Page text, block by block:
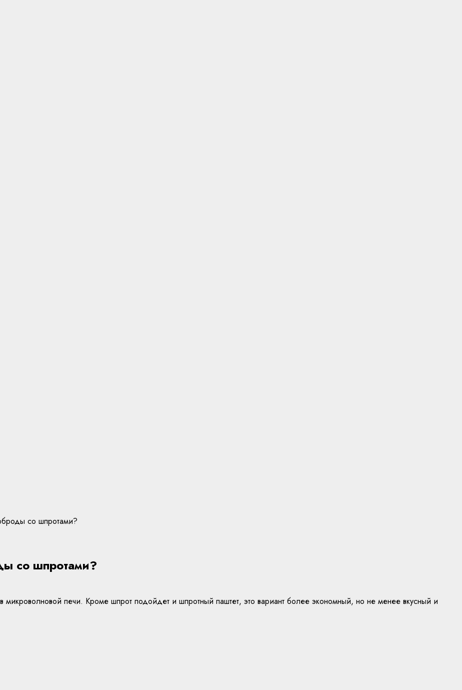
со шпротами?
со шпротами?
микроволновой печи. Кроме шпрот подойдет и шпротный паштет, это вариант более экономный, но не менее вкусный и